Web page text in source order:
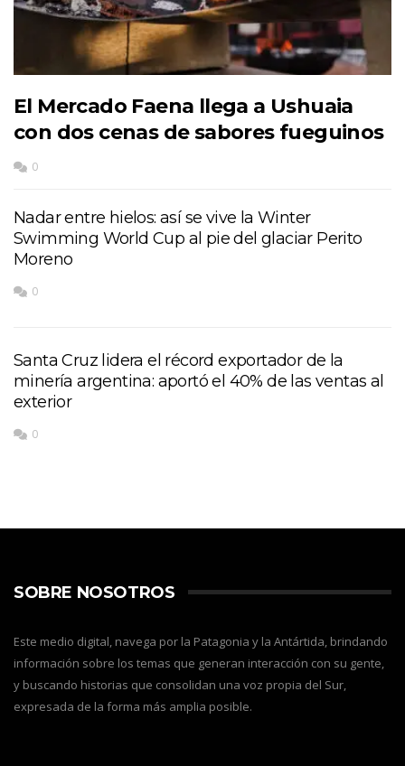
El Mercado Faena llega a Ushuaia
con dos cenas de sabores fueguinos
0
Nadar entre hielos: así se vive la Winter
Swimming World Cup al pie del glaciar Perito
Moreno
0
Santa Cruz lidera el récord exportador de la
minería argentina: aportó el 40% de las ventas al
exterior
0
SOBRE NOSOTROS
Este medio digital, navega por la Patagonia y la Antártida, brindando
información sobre los temas que generan interacción con su gente,
y buscando historias que consolidan una voz propia del Sur,
expresada de la forma más amplia posible.